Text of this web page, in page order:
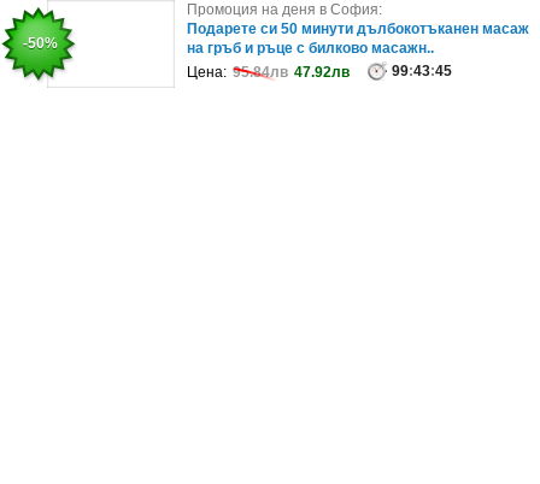
-24%
Промоция на деня в София:
Освежаващо лято в Кранево: Нощувка със
закуска и възможност за вечеря, плю..
Цена: 80.19лв 60.63лв 57:43:41
-50%
Промоция на деня в София:
Подарете си 50 минути дълбокотъканен масаж
на гръб и ръце с билково масажн..
Цена: 95.84лв 47.92лв 99:43:45